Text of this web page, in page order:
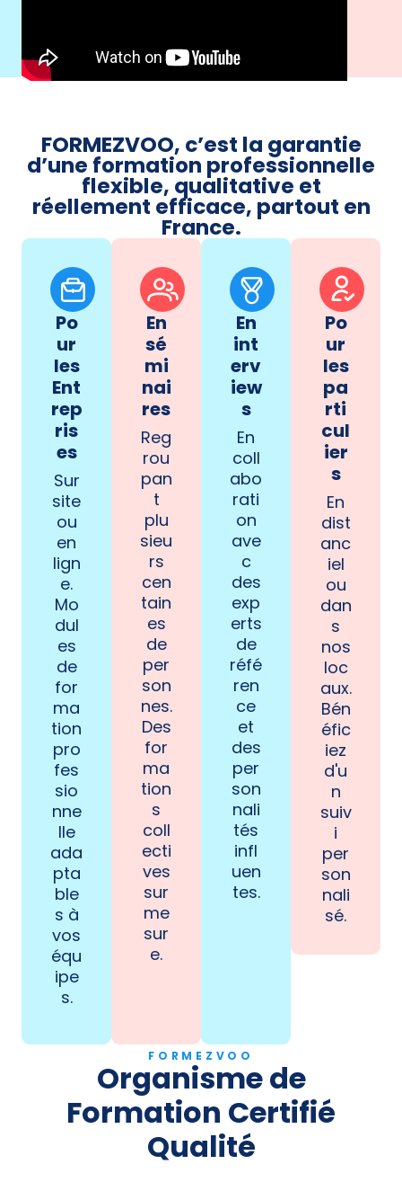
FORMEZVOO, c’est la garantie
d’une formation professionnelle
flexible, qualitative et
réellement efficace, partout en
France.
Po
ur
les
Ent
rep
ris
es
Sur
site
ou
en
lign
e.
Mo
dul
es
de
for
ma
tion
pro
fes
sio
nne
lle
ada
pta
ble
s à
vos
équ
ipe
s.
En
sé
mi
nai
res
Reg
rou
pan
t
plu
sieu
rs
cen
tain
es
de
per
son
nes.
Des
for
ma
tion
s
coll
ecti
ves
sur
me
sur
e.
En
int
erv
iew
s
En
coll
abo
rati
on
ave
c
des
exp
erts
de
réfé
ren
ce
et
des
per
son
nali
tés
infl
uen
tes.
Po
ur
les
pa
rti
cul
ier
s
En
dist
anc
iel
ou
dan
s
nos
loc
aux.
Bén
éfic
iez
d'u
n
suiv
i
per
son
nali
sé.
FORMEZVOO
Organisme de
Formation Certifié
Qualité